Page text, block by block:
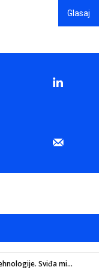
Glasaj
Sviđa mi...